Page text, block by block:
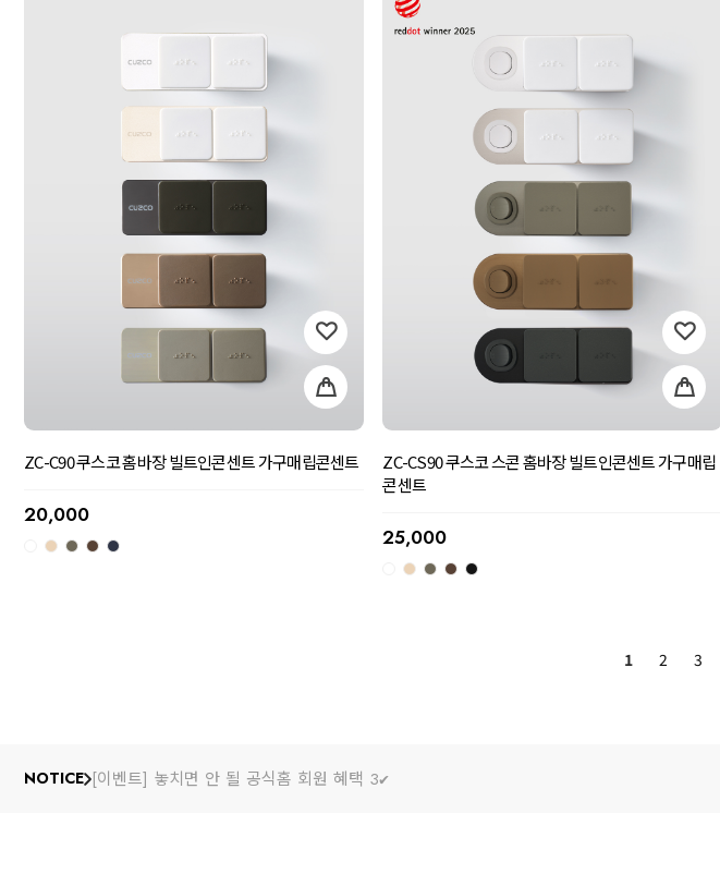
ZC-C90 쿠스코 홈바장 빌트인콘센트 가구매립콘센트
20,000
ZC-CS90 쿠스코 스콘 홈바장 빌트인콘센트 가구매립
콘센트
25,000
1 2 3
NOTICE [이벤트] 놓치면 안 될 공식홈 회원 혜택 3✔️